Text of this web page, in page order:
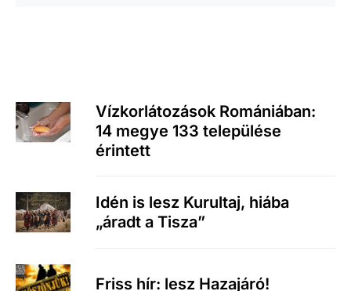
Vízkorlátozások Romániában:
14 megye 133 települése
érintett
Idén is lesz Kurultaj, hiába
„áradt a Tisza”
Friss hír: lesz Hazajáró!